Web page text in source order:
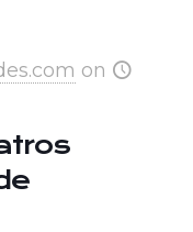
on